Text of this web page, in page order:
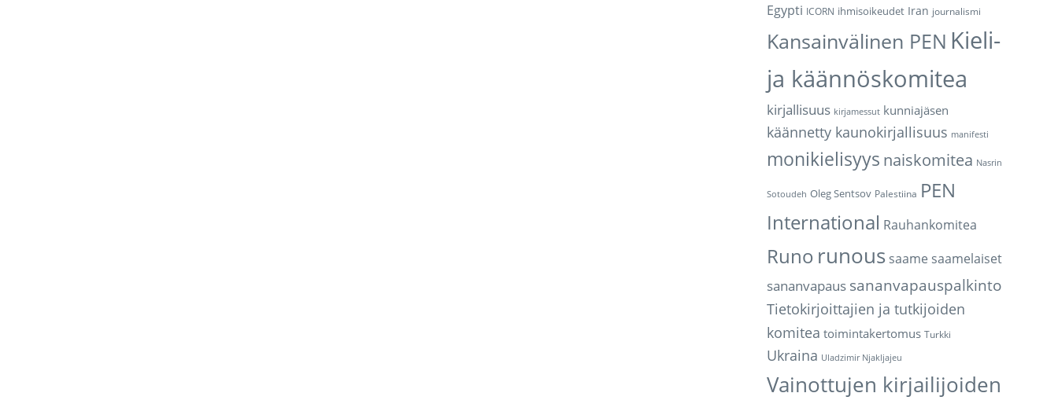
Egypti ICORN ihmisoikeudet Iran journalismi
Kansainvälinen PEN Kieli-
ja käännöskomitea
kirjallisuus kirjamessut kunniajäsen
käännetty kaunokirjallisuus manifesti
monikielisyys naiskomitea Nasrin
Sotoudeh Oleg Sentsov Palestiina PEN
International Rauhankomitea
Runo runous saame saamelaiset
sananvapaus sananvapauspalkinto
Tietokirjoittajien ja tutkijoiden
komitea toimintakertomus Turkki
Ukraina Uladzimir Njakljajeu
Vainottujen kirjailijoiden